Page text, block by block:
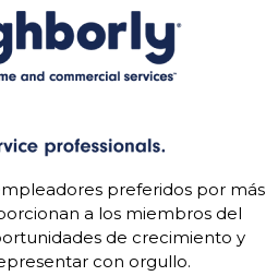
preferidos por más
a los miembros del
de crecimiento y
con orgullo.